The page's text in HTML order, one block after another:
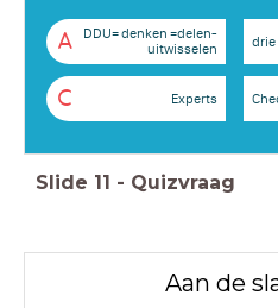
A
DDU= denken =delen-
uitwisselen
drie
C Experts
Slide 11 - Quizvraag
Aan de